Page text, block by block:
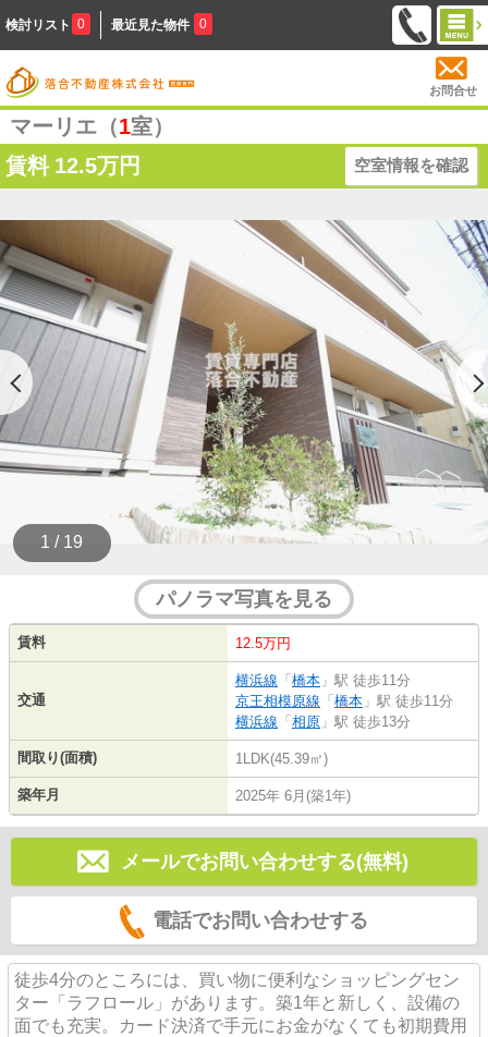
検討リスト 0 最近見た物件 0
お問合せ
マーリエ（1室）
賃料 12.5万円 空室情報を確認
1 / 19
パノラマ写真を見る
賃料 12.5万円
交通
横浜線 「 橋本 」駅 徒歩11分
京王相模原線 「 橋本 」駅 徒歩11分
横浜線 「 相原 」駅 徒歩13分
間取り(面積) 1LDK(45.39㎡)
築年月 2025年 6月(築1年)
メールでお問い合わせする(無料)
電話でお問い合わせする
徒歩4分のところには、買い物に便利なショッピングセン
ター「ラフロール」があります。築1年と新しく、設備の
面でも充実。カード決済で手元にお金がなくても初期費用